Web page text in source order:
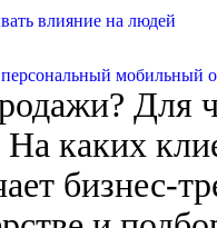
влияние на людей
мобильный
Для
На каких
бизнес-